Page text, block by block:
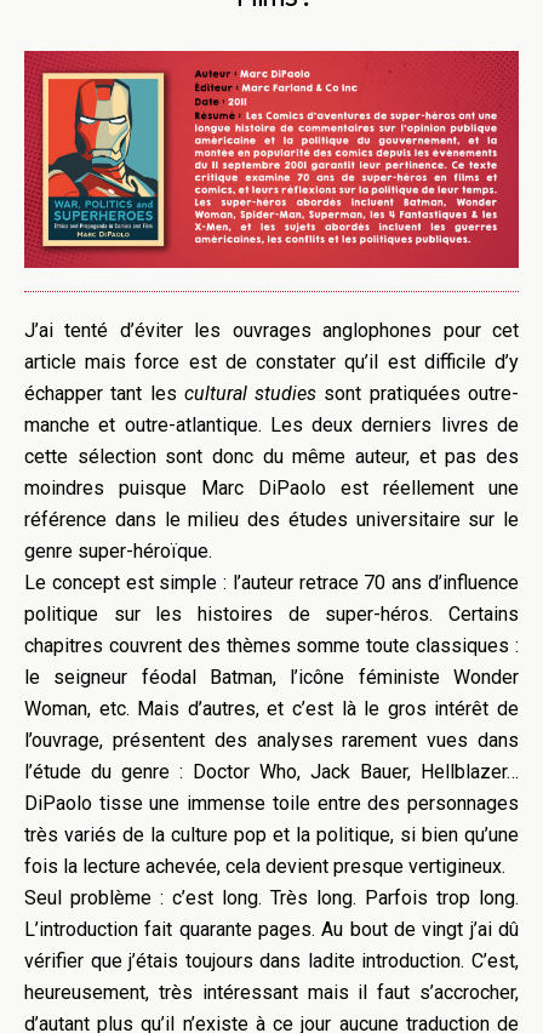
J’ai tenté d’éviter les ouvrages anglophones pour cet
article mais force est de constater qu’il est difficile d’y
échapper tant les cultural studies sont pratiquées outre-
manche et outre-atlantique. Les deux derniers livres de
cette sélection sont donc du même auteur, et pas des
moindres puisque Marc DiPaolo est réellement une
référence dans le milieu des études universitaire sur le
genre super-héroïque.
Le concept est simple : l’auteur retrace 70 ans d’influence
politique sur les histoires de super-héros. Certains
chapitres couvrent des thèmes somme toute classiques :
le seigneur féodal Batman, l’icône féministe Wonder
Woman, etc. Mais d’autres, et c’est là le gros intérêt de
l’ouvrage, présentent des analyses rarement vues dans
l’étude du genre : Doctor Who, Jack Bauer, Hellblazer…
DiPaolo tisse une immense toile entre des personnages
très variés de la culture pop et la politique, si bien qu’une
fois la lecture achevée, cela devient presque vertigineux.
Seul problème : c’est long. Très long. Parfois trop long.
L’introduction fait quarante pages. Au bout de vingt j’ai dû
vérifier que j’étais toujours dans ladite introduction. C’est,
heureusement, très intéressant mais il faut s’accrocher,
d’autant plus qu’il n’existe à ce jour aucune traduction de